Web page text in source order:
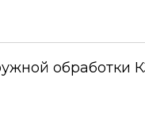
обработки